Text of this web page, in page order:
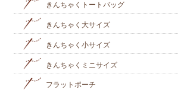
きんちゃくトートバッグ
きんちゃく大サイズ
きんちゃく小サイズ
きんちゃくミニサイズ
フラットポーチ